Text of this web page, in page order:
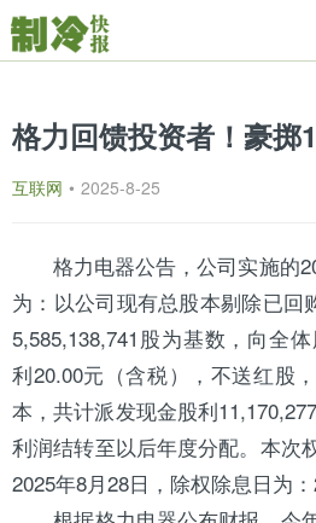
格力回馈投资者！豪掷
互联网 • 2025-8-25
格力电器公告，公司实施的
为：以公司现有总股本剔除已回
5,585,138,741股为基数，向全
利20.00元（含税），不送红股
本，共计派发现金股利
利润结转至以后年度分配。本次
2025年8月28日，除权除息日为：